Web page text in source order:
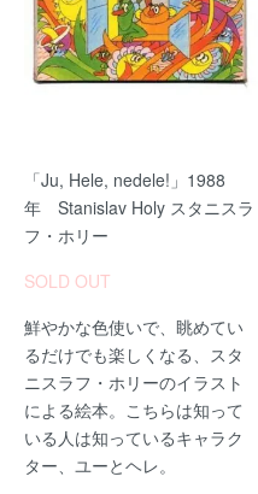
「Ju, Hele, nedele!」1988
年 Stanislav Holy スタニスラ
フ・ホリー
SOLD OUT
鮮やかな色使いで、眺めてい
るだけでも楽しくなる、スタ
ニスラフ・ホリーのイラスト
による絵本。こちらは知って
いる人は知っているキャラク
ター、ユーとヘレ。